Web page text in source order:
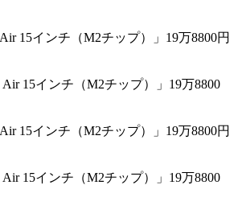
15インチ（M2チップ）」19万8800
15インチ（M2チップ）」19万8800